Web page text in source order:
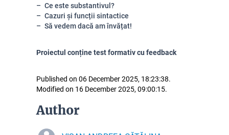
Ce este substantivul?
Cazuri și funcții sintactice
Să vedem dacă am învățat!
Proiectul conține test formativ cu feedback
Published on 06 December 2025, 18:23:38.
Modified on 16 December 2025, 09:00:15.
Author